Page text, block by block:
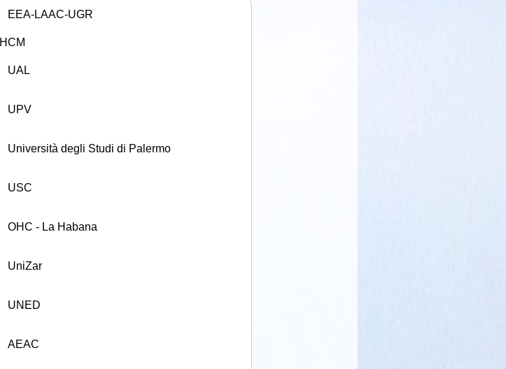
EEA-LAAC-UGR
IHCM
UAL
UPV
Università degli Studi di Palermo
USC
OHC - La Habana
UniZar
UNED
AEAC